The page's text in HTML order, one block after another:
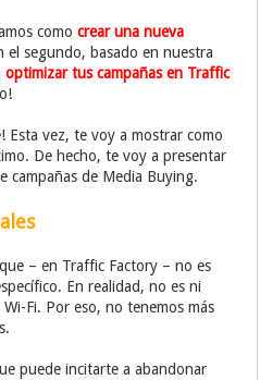
comocrear una nueva
el segundo, basado en nuestra
optimizar tus campañas en Traffic
Esta vez, te voy a mostrar como
De hecho, te voy a presentar
campañas de Media Buying.
– en Traffic Factory – no es
En realidad, no es ni
Fi. Por eso, no tenemos más
puede incitarte a abandonar